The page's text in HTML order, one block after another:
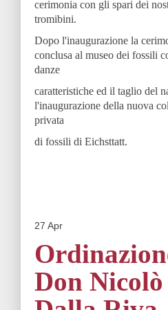
cerimonia con gli spari dei
tromibini.
Dopo l'inaugurazione la
conclusa al museo dei fossili
danze
caratteristiche ed il taglio del
l'inaugurazione della nuova
privata
di fossili di Eichsttatt.
27 Apr
Don Nicolò